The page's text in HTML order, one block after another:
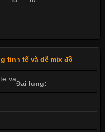
tinh tế và dễ mix đồ
Đai lưng: